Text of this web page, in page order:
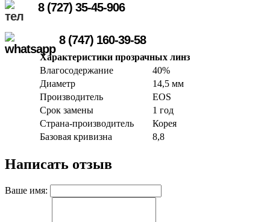
8 (727) 35-45-906
8 (747) 160-39-58
Характеристики прозрачных линз
Влагосодержание
40%
Диаметр
14,5 мм
Производитель
EOS
Срок замены
1 год
Страна-производитель
Корея
Базовая кривизна
8,8
Написать отзыв
Ваше имя: